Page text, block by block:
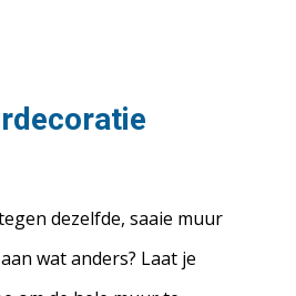
dezelfde, saaie muur
wat anders? Laat je